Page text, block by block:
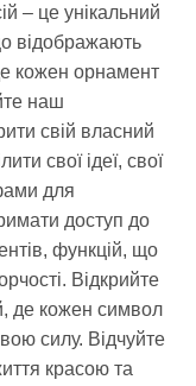
– це унікальний
відображають
кожен орнамент
наш
свій власний
свої ідеї, свої
для
доступ до
функцій, що
Відкрийте
де кожен символ
силу. Відчуйте
красою та